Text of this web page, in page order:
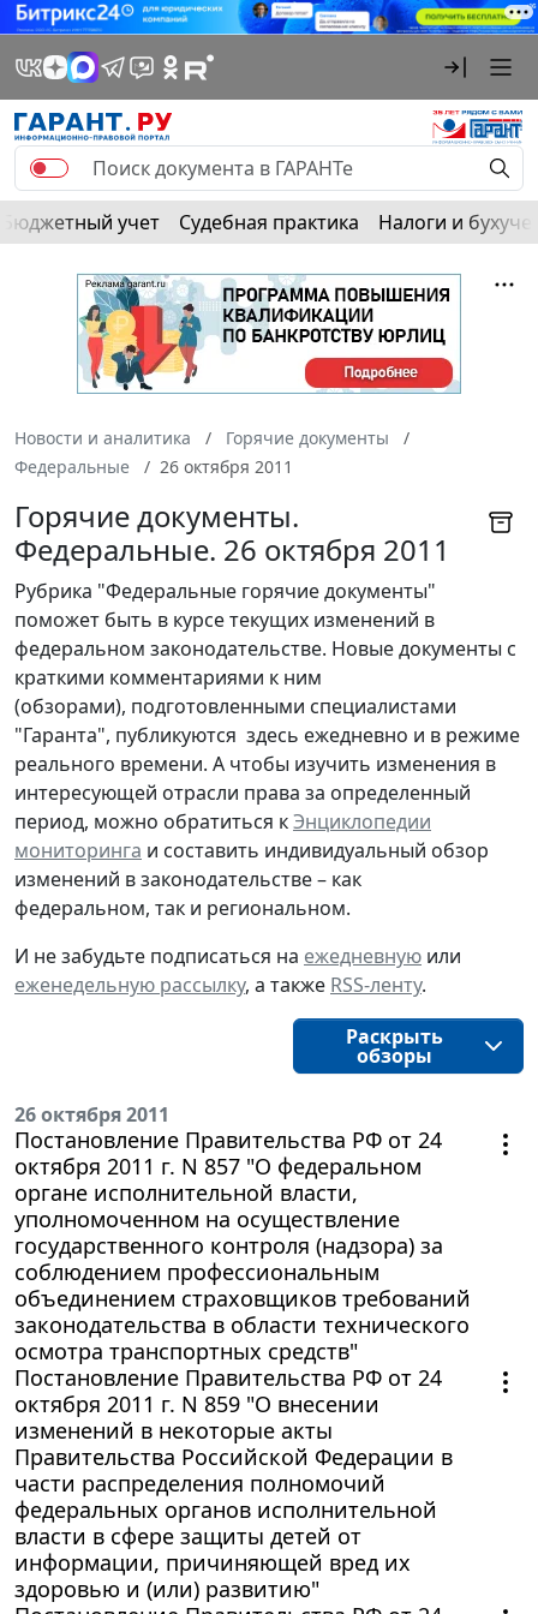
Бюджетный учет Судебная практика Налоги и
Новости и аналитика
Горячие документы
Федеральные
26 октября 2011
Горячие документы.
Федеральные. 26 октября 2011
Рубрика "Федеральные горячие документы"
поможет быть в курсе текущих изменений в
федеральном законодательстве. Новые документы с
краткими комментариями к ним
(обзорами), подготовленными специалистами
"Гаранта", публикуются здесь ежедневно и в режиме
реального времени. А чтобы изучить изменения в
интересующей отрасли права за определенный
период, можно обратиться кЭнциклопедии
мониторинга и составить индивидуальный обзор
изменений в законодательстве – как
федеральном, так и региональном.
И не забудьте подписаться на ежедневную или
еженедельную рассылку, а также RSS-ленту.
Раскрыть
обзоры
26 октября 2011
Постановление Правительства РФ от 24
октября 2011 г. N 857 "О федеральном
органе исполнительной власти,
уполномоченном на осуществление
государственного контроля (надзора) за
соблюдением профессиональным
объединением страховщиков требований
законодательства в области технического
осмотра транспортных средств"
Постановление Правительства РФ от 24
октября 2011 г. N 859 "О внесении
изменений в некоторые акты
Правительства Российской Федерации в
части распределения полномочий
федеральных органов исполнительной
власти в сфере защиты детей от
информации, причиняющей вред их
здоровью и (или) развитию"